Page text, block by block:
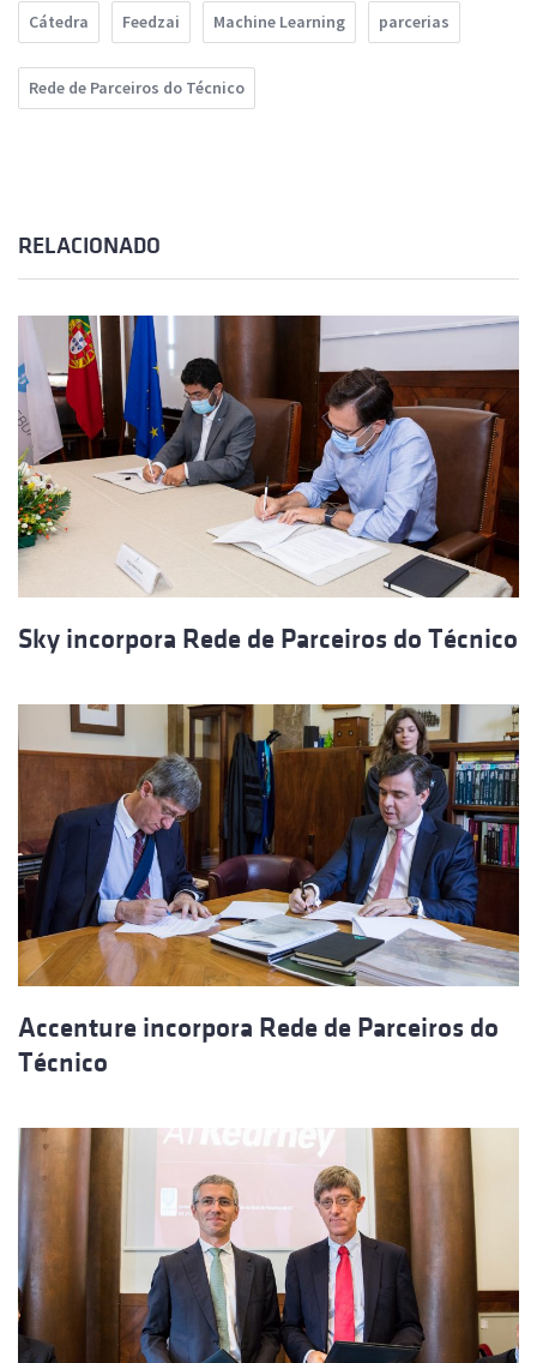
Cátedra Feedzai Machine Learning parcerias
Rede de Parceiros do Técnico
RELACIONADO
Sky incorpora Rede de Parceiros do Técnico
Accenture incorpora Rede de Parceiros do
Técnico